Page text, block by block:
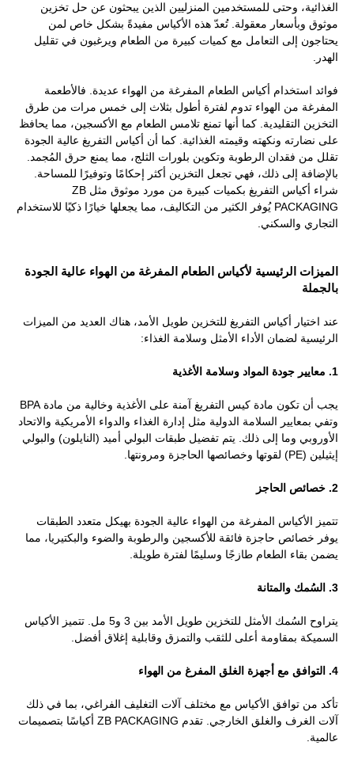
الغذائية، وحتى للمستخدمين المنزليين الذين يبحثون عن حل تخزين
موثوق وبأسعار معقولة. تُعدّ هذه الأكياس مفيدةً بشكل خاص لمن
يحتاجون إلى التعامل مع كميات كبيرة من الطعام ويرغبون في تقليل
الهدر.
فوائد استخدام أكياس الطعام المفرغة من الهواء عديدة. فالأطعمة
المفرغة من الهواء تدوم لفترة أطول بثلاث إلى خمس مرات من طرق
التخزين التقليدية. كما أنها تمنع تلامس الطعام مع الأكسجين، مما يحافظ
على نضارته ونكهته وقيمته الغذائية. كما أن أكياس التفريغ عالية الجودة
تقلل من فقدان الرطوبة وتكوين بلورات الثلج، مما يمنع حرق المُجمد.
بالإضافة إلى ذلك، فهي تجعل التخزين أكثر إحكامًا وتوفيرًا للمساحة.
شراء أكياس التفريغ بكميات كبيرة من مورد موثوق مثل ZB
PACKAGING يُوفر الكثير من التكاليف، مما يجعلها خيارًا ذكيًا للاستخدام
التجاري والسكني.
الميزات الرئيسية لأكياس الطعام المفرغة من الهواء عالية الجودة
بالجملة
عند اختيار أكياس التفريغ للتخزين طويل الأمد، هناك العديد من الميزات
الرئيسية لضمان الأداء الأمثل وسلامة الغذاء:
1. معايير جودة المواد وسلامة الأغذية
يجب أن تكون مادة كيس التفريغ آمنة على الأغذية وخالية من مادة BPA
وتفي بمعايير السلامة الدولية مثل إدارة الغذاء والدواء الأمريكية والاتحاد
الأوروبي وما إلى ذلك. يتم تفضيل طبقات البولي أميد (النايلون) والبولي
إيثيلين (PE) لقوتها وخصائصها الحاجزة ومرونتها.
2. خصائص الحاجز
تتميز الأكياس المفرغة من الهواء عالية الجودة بهيكل متعدد الطبقات
يوفر خصائص حاجزة فائقة للأكسجين والرطوبة والضوء والبكتيريا، مما
يضمن بقاء الطعام طازجًا وسليمًا لفترة طويلة.
3. السُمك والمتانة
يتراوح السُمك الأمثل للتخزين طويل الأمد بين 3 و5 مل. تتميز الأكياس
السميكة بمقاومة أعلى للثقب والتمزق وقابلية إغلاق أفضل.
4. التوافق مع أجهزة الغلق المفرغ من الهواء
تأكد من توافق الأكياس مع مختلف آلات التغليف الفراغي، بما في ذلك
آلات الغرف والغلق الخارجي. تقدم ZB PACKAGING أكياسًا بتصميمات
عالمية.